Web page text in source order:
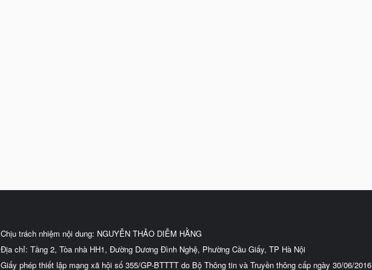
Chịu trách nhiệm nội dung: NGUYỄN THẢO DIỄM HẰNG
Địa chỉ: Tầng 2, Tòa nhà HH1, Đường Dương Đình Nghệ, Phường Cầu Giấy, TP Hà Nội
Giấy phép thiết lập mạng xã hội số 355/GP-BTTTT do Bộ Thông tin và Truyền thông cấp ngày 30/06/2016